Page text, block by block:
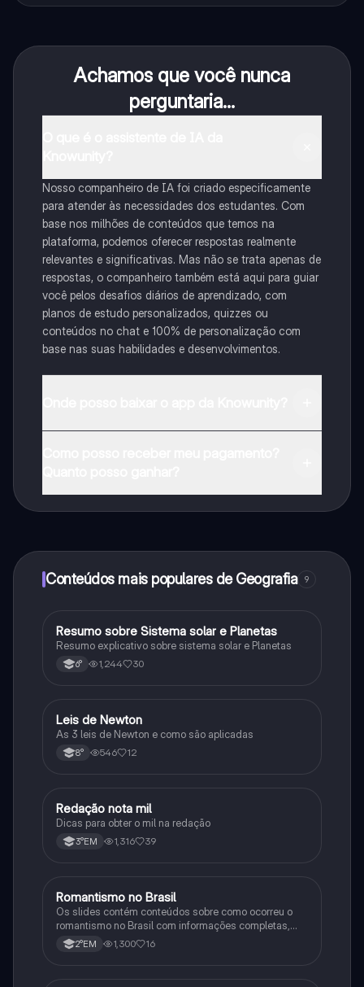
Achamos que você nunca
perguntaria...
Nosso companheiro de IA foi criado especificamente
para atender às necessidades dos estudantes. Com
base nos milhões de conteúdos que temos na
plataforma, podemos oferecer respostas realmente
relevantes e significativas. Mas não se trata apenas de
respostas, o companheiro também está aqui para guiar
você pelos desafios diários de aprendizado, com
planos de estudo personalizados, quizzes ou
conteúdos no chat e 100% de personalização com
base nas suas habilidades e desenvolvimentos.
Conteúdos mais populares de Geografia 9
Geografia
Resumo sobre Sistema solar e Planetas
Resumo explicativo sobre sistema solar e Planetas
6° 1,244 30
Outros
Leis de Newton
As 3 leis de Newton e como são aplicadas
8° 546 12
Português
Redação nota mil
Dicas para obter o mil na redação
3°EM 1,316 39
Outros
Romantismo no Brasil
Os slides contém conteúdos sobre como ocorreu o
romantismo no Brasil com informações completas,
sobre autores, características, contexto entre outro
2°EM 1,300 16